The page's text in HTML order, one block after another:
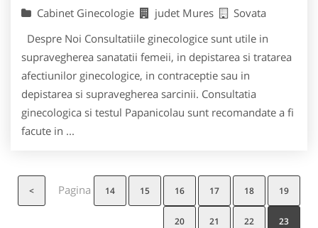
Cabinet Ginecologie judet Mures
Sovata
Despre Noi Consultatiile ginecologice sunt utile in
supravegherea sanatatii femeii, in depistarea si tratarea
afectiunilor ginecologice, in contraceptie sau in
depistarea si supravegherea sarcinii. Consultatia
ginecologica si testul Papanicolau sunt recomandate a fi
facute in ...
Pagina
< 14 15 16 17 18 19
20 21 22 23